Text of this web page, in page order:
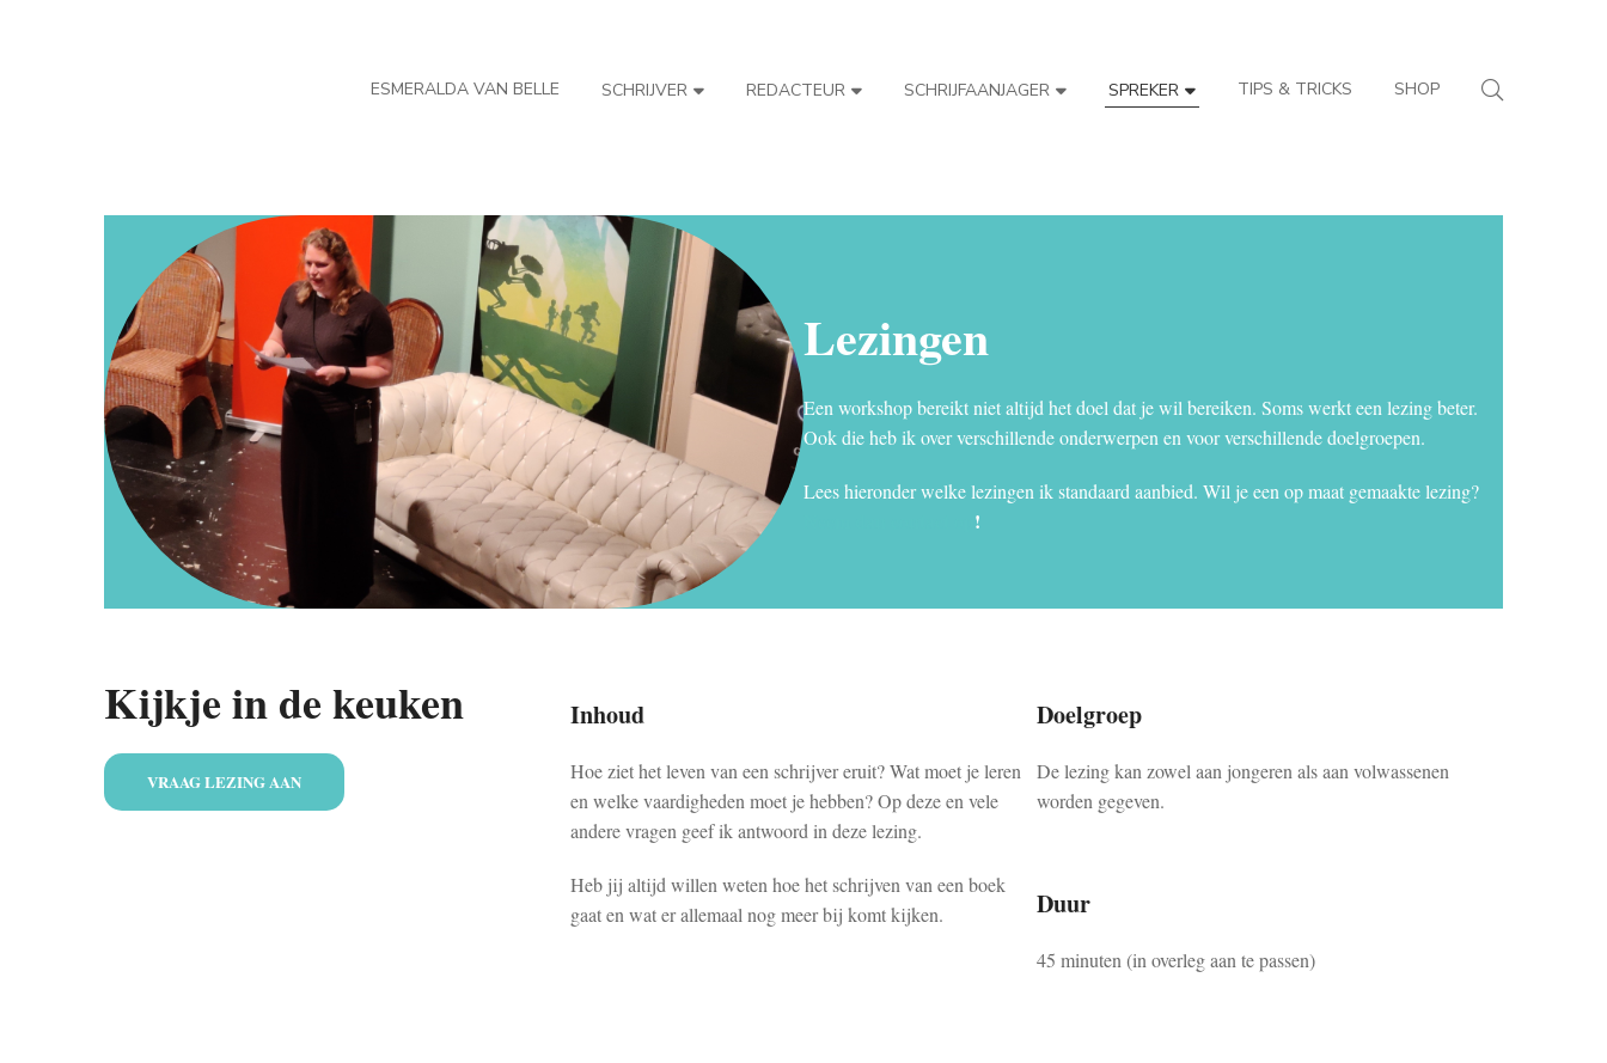
ESMERALDA VAN BELLE SCHRIJVER REDACTEUR SCHRIJFAANJAGER SPREKER TIPS & TRICKS SHOP
Lezingen
Een workshop bereikt niet altijd het doel dat je wil bereiken. Soms werkt een lezing beter.
Ook die heb ik over verschillende onderwerpen en voor verschillende doelgroepen.
Lees hieronder welke lezingen ik standaard aanbied. Wil je een op maat gemaakte lezing?
!
Kijkje in de keuken
VRAAG LEZING AAN
Inhoud
Hoe ziet het leven van een schrijver eruit? Wat moet je leren
en welke vaardigheden moet je hebben? Op deze en vele
andere vragen geef ik antwoord in deze lezing.
Heb jij altijd willen weten hoe het schrijven van een boek
gaat en wat er allemaal nog meer bij komt kijken.
Doelgroep
De lezing kan zowel aan jongeren als aan volwassenen
worden gegeven.
Duur
45 minuten (in overleg aan te passen)